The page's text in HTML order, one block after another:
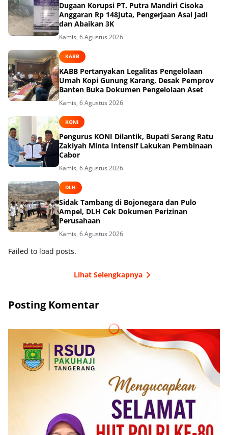
Dugaan Korupsi PT. Putra Mandiri Cisoka
Anggaran Rp 148Juta, Pengerjaan Asal Jadi
dan Abaikan 3K
Kamis, 6 Agustus 2026
KABB
KABB Pertanyakan Legalitas Pengelolaan
Umah Kopi Gunung Karang, Desak Pemprov
Banten Buka Dokumen Pengelolaan Aset
Kamis, 6 Agustus 2026
KONI
Pengurus KONI Dilantik, Bupati Serang Ratu
Zakiyah Minta Intensif Lakukan Pembinaan
Cabor
Kamis, 6 Agustus 2026
DLH
Sidak Tambang di Bojonegara dan Pulo
Ampel, DLH Cek Dokumen Perizinan
Perusahaan
Kamis, 6 Agustus 2026
Failed to load posts.
Lihat Selengkapnya
Posting Komentar